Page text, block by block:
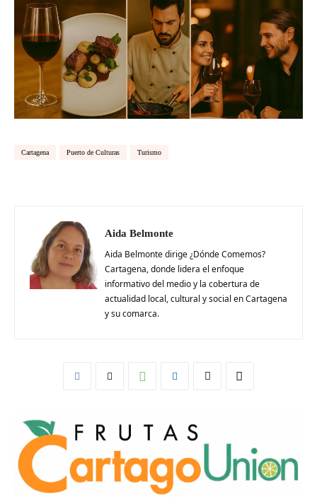
Cartagena Puerto de Culturas Turismo
Aida Belmonte
Aida Belmonte dirige ¿Dónde Comemos?
Cartagena, donde lidera el enfoque
informativo del medio y la cobertura de
actualidad local, cultural y social en Cartagena
y su comarca.